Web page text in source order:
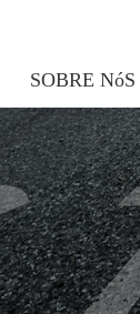
SOBRE NóS